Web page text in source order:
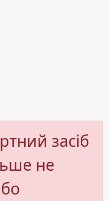
засіб
не